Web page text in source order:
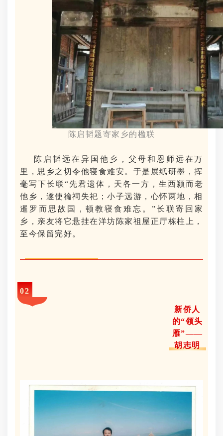
陈启韬题寄家乡的楹联
陈启韬远在异国他乡，父母和恩师远在万
里，思乡之切令他寝食难安。于是展纸研墨，挥
毫写下长联“先君遗体，天各一方，生西颍而老
他乡，遂使禴祠失祀；小子远游，心怀两地，相
暹罗而思故国，顿教寝食难忘。”长联寄回家
乡，亲友将它悬挂在洋坊陈家祖屋正厅栋柱上，
至今保留完好。
02
新侨人
的“领头
雁”——
胡志明